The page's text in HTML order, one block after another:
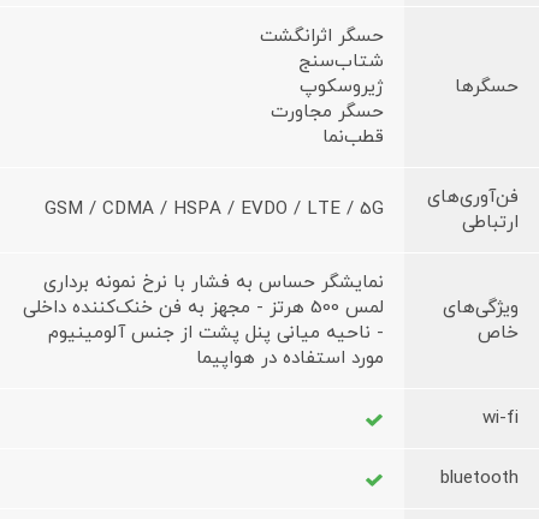
حسگرها
حسگر اثرانگشت
شتاب‌سنج
ژیروسکوپ
حسگر مجاورت
قطب‌نما
فن‌آوری‌های
ارتباطی
GSM / CDMA / HSPA / EVDO / LTE / 5G
ویژگی‌های
خاص
نمایشگر حساس به فشار با نرخ نمونه برداری
لمس 500 هرتز - مجهز به فن خنک‌کننده داخلی
- ناحیه میانی پنل پشت از جنس آلومینیوم
مورد استفاده در هواپیما
wi-fi
bluetooth